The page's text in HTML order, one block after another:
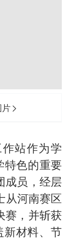
片
站作为学
特色的重要
成员，经层
从河南赛区
赛，并斩获
新材料、节